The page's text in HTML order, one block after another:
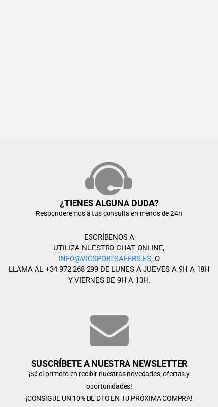
¿TIENES ALGUNA DUDA?
Responderemos a tus consulta en menos de 24h
ESCRÍBENOS A
UTILIZA NUESTRO CHAT ONLINE,
INFO@VICSPORTSAFERS.ES, O
LLAMA AL +34 972 268 299 DE LUNES A JUEVES A 9H A 18H
Y VIERNES DE 9H A 13H.
SUSCRÍBETE A NUESTRA NEWSLETTER
¡Sé el primero en recibir nuestras novedades, ofertas y
oportunidades!
¡CONSIGUE UN 10% DE DTO EN TU PRÓXIMA COMPRA!